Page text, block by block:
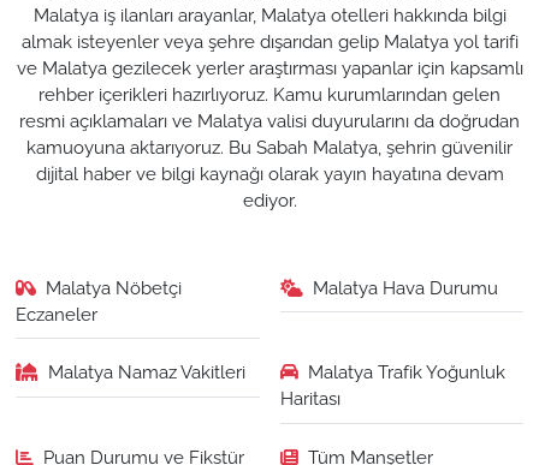
Malatya iş ilanları arayanlar, Malatya otelleri hakkında bilgi
almak isteyenler veya şehre dışarıdan gelip Malatya yol tarifi
ve Malatya gezilecek yerler araştırması yapanlar için kapsamlı
rehber içerikleri hazırlıyoruz. Kamu kurumlarından gelen
resmi açıklamaları ve Malatya valisi duyurularını da doğrudan
kamuoyuna aktarıyoruz. Bu Sabah Malatya, şehrin güvenilir
dijital haber ve bilgi kaynağı olarak yayın hayatına devam
ediyor.
Malatya Nöbetçi
Eczaneler
Malatya Hava Durumu
Malatya Namaz Vakitleri
Malatya Trafik Yoğunluk
Haritası
Puan Durumu ve Fikstür Tüm Manşetler